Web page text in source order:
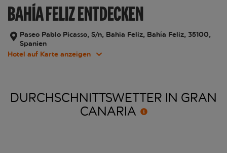
BAHÍA FELIZ ENTDECKEN
Paseo Pablo Picasso, S/n, Bahia Feliz, Bahía Feliz, 35100,
Spanien
Hotel auf Karte anzeigen
DURCHSCHNITTSWETTER IN GRAN
CANARIA